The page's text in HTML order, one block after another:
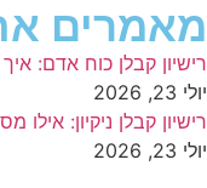
מאמרים
רישיון קבלן כוח אדם:
יולי 23, 2026
רישיון קבלן ניקיון:
יולי 23, 2026